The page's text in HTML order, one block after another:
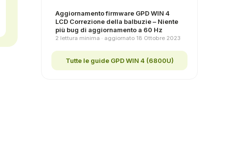
Aggiornamento firmware GPD WIN 4
LCD Correzione della balbuzie – Niente
più bug di aggiornamento a 60 Hz
2 lettura minima · aggiornato 18 Ottobre 2023
Tutte le guide GPD WIN 4 (6800U)